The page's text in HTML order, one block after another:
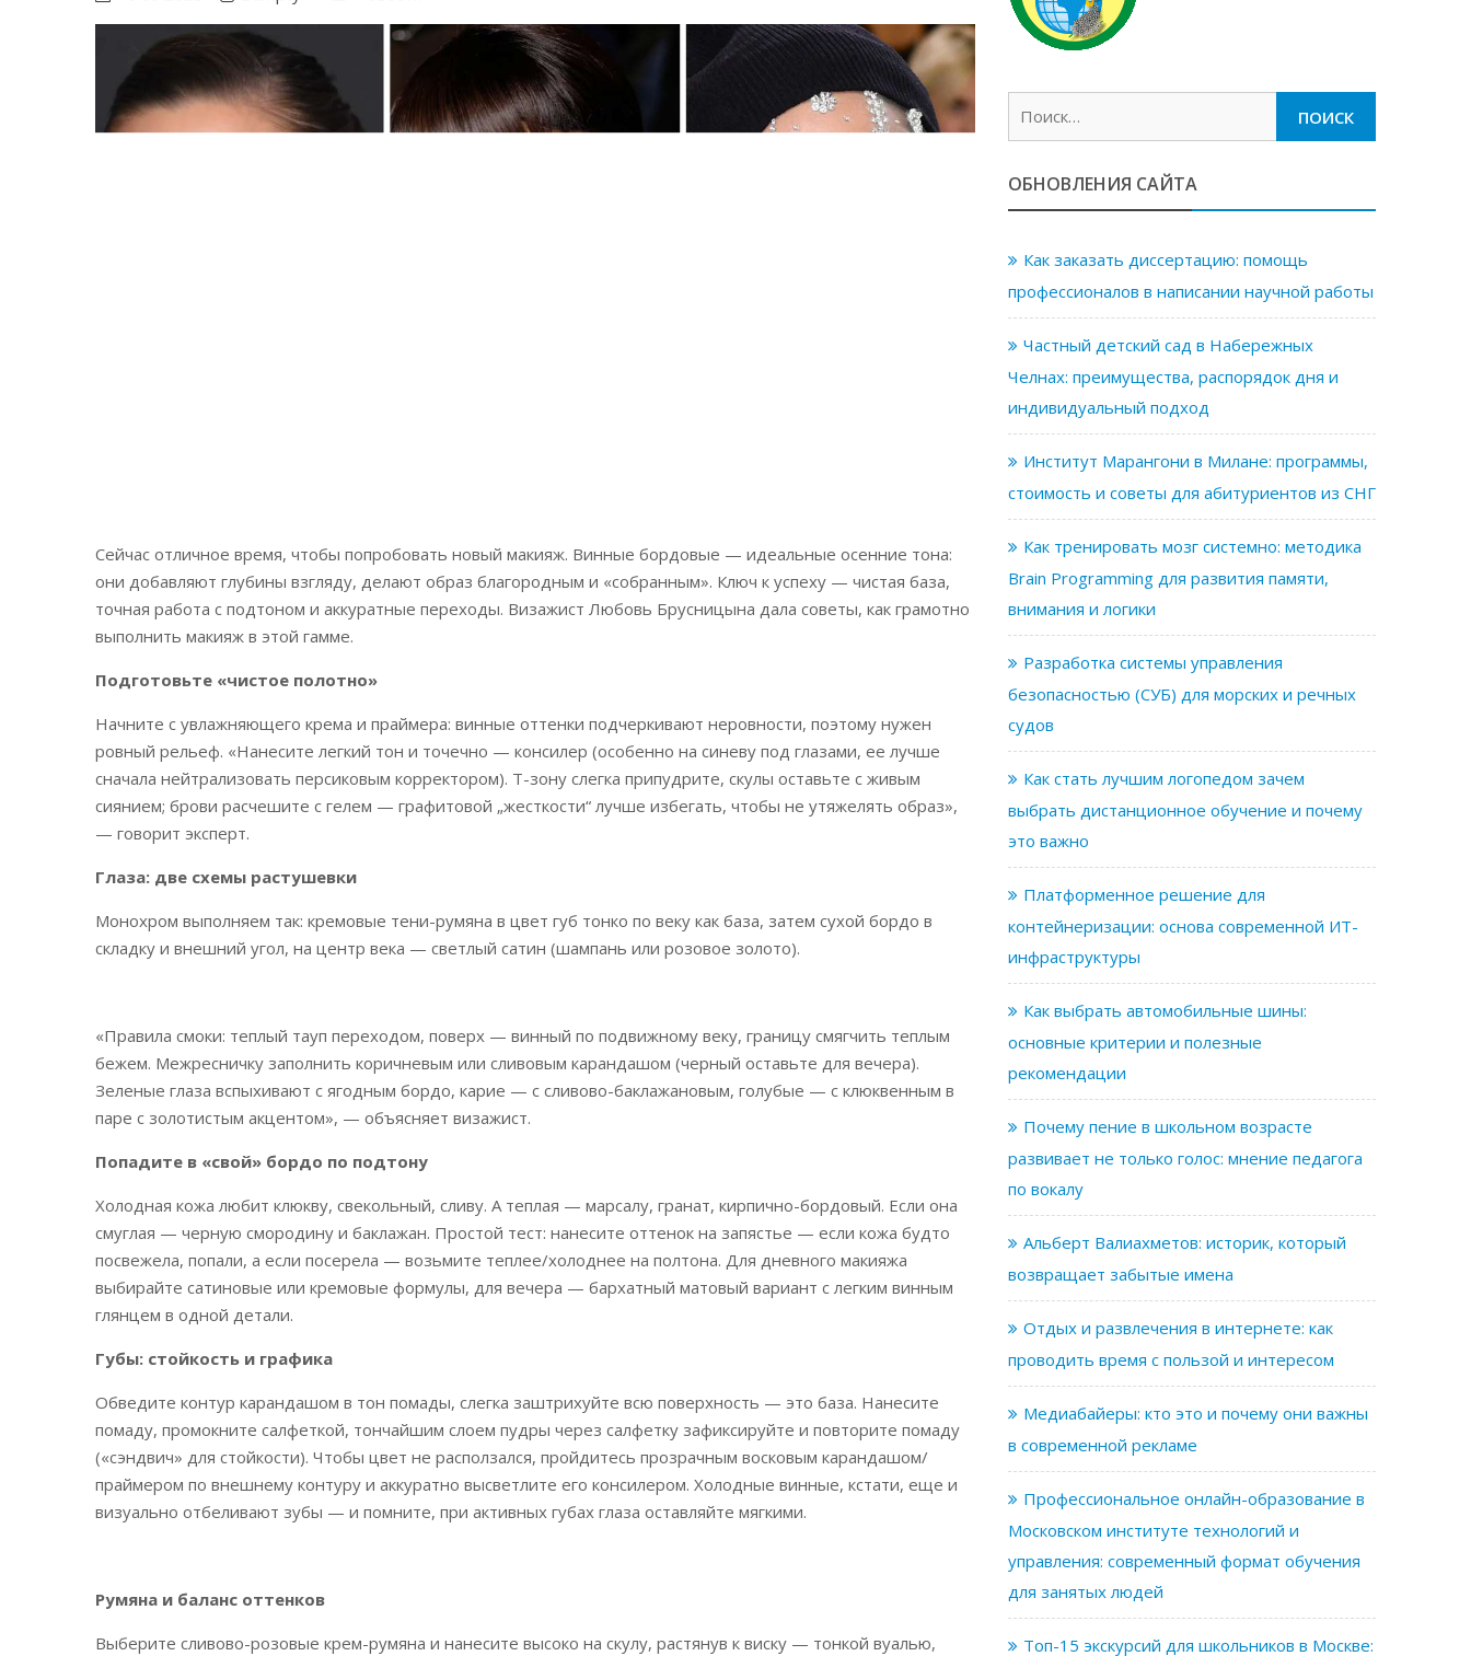
Сейчас отличное время, чтобы попробовать новый макияж. Винные бордовые — идеальные осенние тона:
они добавляют глубины взгляду, делают образ благородным и «собранным». Ключ к успеху — чистая база,
точная работа с подтоном и аккуратные переходы. Визажист Любовь Брусницына дала советы, как грамотно
выполнить макияж в этой гамме.
Подготовьте «чистое полотно»
Начните с увлажняющего крема и праймера: винные оттенки подчеркивают неровности, поэтому нужен
ровный рельеф. «Нанесите легкий тон и точечно — консилер (особенно на синеву под глазами, ее лучше
сначала нейтрализовать персиковым корректором). Т-зону слегка припудрите, скулы оставьте с живым
сиянием; брови расчешите с гелем — графитовой „жесткости“ лучше избегать, чтобы не утяжелять образ»,
— говорит эксперт.
Глаза: две схемы растушевки
Монохром выполняем так: кремовые тени-румяна в цвет губ тонко по веку как база, затем сухой бордо в
складку и внешний угол, на центр века — светлый сатин (шампань или розовое золото).
«Правила смоки: теплый тауп переходом, поверх — винный по подвижному веку, границу смягчить теплым
бежем. Межресничку заполнить коричневым или сливовым карандашом (черный оставьте для вечера).
Зеленые глаза вспыхивают с ягодным бордо, карие — с сливово-баклажановым, голубые — с клюквенным в
паре с золотистым акцентом», — объясняет визажист.
Попадите в «свой» бордо по подтону
Холодная кожа любит клюкву, свекольный, сливу. А теплая — марсалу, гранат, кирпично-бордовый. Если она
смуглая — черную смородину и баклажан. Простой тест: нанесите оттенок на запястье — если кожа будто
посвежела, попали, а если посерела — возьмите теплее/холоднее на полтона. Для дневного макияжа
выбирайте сатиновые или кремовые формулы, для вечера — бархатный матовый вариант с легким винным
глянцем в одной детали.
Губы: стойкость и графика
Обведите контур карандашом в тон помады, слегка заштрихуйте всю поверхность — это база. Нанесите
помаду, промокните салфеткой, тончайшим слоем пудры через салфетку зафиксируйте и повторите помаду
(«сэндвич» для стойкости). Чтобы цвет не расползался, пройдитесь прозрачным восковым карандашом/
праймером по внешнему контуру и аккуратно высветлите его консилером. Холодные винные, кстати, еще и
визуально отбеливают зубы — и помните, при активных губах глаза оставляйте мягкими.
Румяна и баланс оттенков
Выберите сливово-розовые крем-румяна и нанесите высоко на скулу, растянув к виску — тонкой вуалью,
ОБНОВЛЕНИЯ САЙТА
Как заказать диссертацию: помощь
профессионалов в написании научной работы
Частный детский сад в Набережных
Челнах: преимущества, распорядок дня и
индивидуальный подход
Институт Марангони в Милане: программы,
стоимость и советы для абитуриентов из СНГ
Как тренировать мозг системно: методика
Brain Programming для развития памяти,
внимания и логики
Разработка системы управления
безопасностью (СУБ) для морских и речных
судов
Как стать лучшим логопедом зачем
выбрать дистанционное обучение и почему
это важно
Платформенное решение для
контейнеризации: основа современной ИТ-
инфраструктуры
Как выбрать автомобильные шины:
основные критерии и полезные
рекомендации
Почему пение в школьном возрасте
развивает не только голос: мнение педагога
по вокалу
Альберт Валиахметов: историк, который
возвращает забытые имена
Отдых и развлечения в интернете: как
проводить время с пользой и интересом
Медиабайеры: кто это и почему они важны
в современной рекламе
Профессиональное онлайн-образование в
Московском институте технологий и
управления: современный формат обучения
для занятых людей
Топ-15 экскурсий для школьников в Москве: